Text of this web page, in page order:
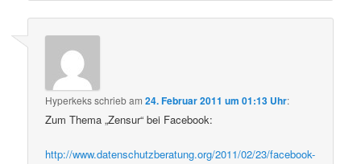
Hyperkeksschriebam24. Februar 2011 um 01:13 Uhr:
Zum Thema „Zensur“ bei Facebook:
http://www.datenschutzberatung.org/2011/02/23/facebook-